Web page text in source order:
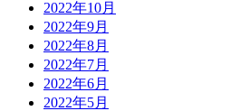
2022年10月
2022年9月
2022年8月
2022年7月
2022年6月
2022年5月